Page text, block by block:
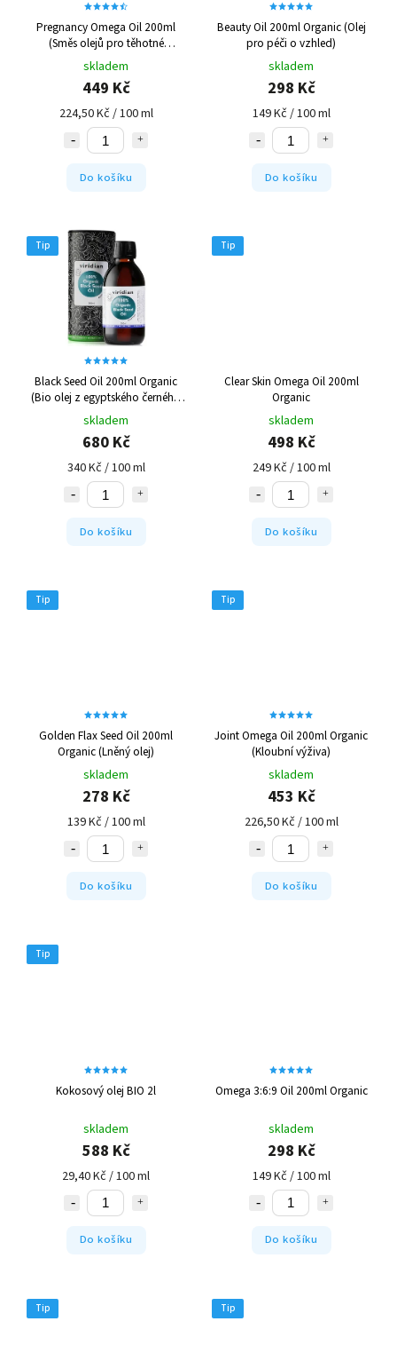
Pregnancy Omega Oil 200ml
(Směs olejů pro těhotné
poskytující omega 3, 6 a 9)
skladem
449 Kč
224,50 Kč / 100 ml
Do košíku
Beauty Oil 200ml Organic (Olej
pro péči o vzhled)
skladem
298 Kč
149 Kč / 100 ml
Do košíku
Tip
Black Seed Oil 200ml Organic
(Bio olej z egyptského černého
kmínu)
skladem
680 Kč
340 Kč / 100 ml
Do košíku
Tip
Clear Skin Omega Oil 200ml
Organic
skladem
498 Kč
249 Kč / 100 ml
Do košíku
Tip
Golden Flax Seed Oil 200ml
Organic (Lněný olej)
skladem
278 Kč
139 Kč / 100 ml
Do košíku
Tip
Joint Omega Oil 200ml Organic
(Kloubní výživa)
skladem
453 Kč
226,50 Kč / 100 ml
Do košíku
Tip
Kokosový olej BIO 2l
skladem
588 Kč
29,40 Kč / 100 ml
Do košíku
Omega 3:6:9 Oil 200ml Organic
skladem
298 Kč
149 Kč / 100 ml
Do košíku
Tip Tip